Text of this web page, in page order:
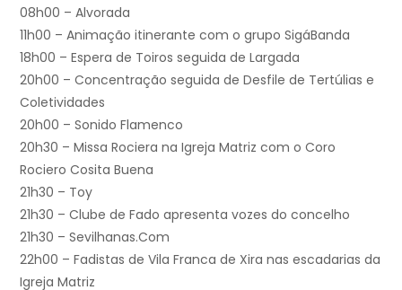
08h00 – Alvorada
11h00 – Animação itinerante com o grupo SigáBanda
18h00 – Espera de Toiros seguida de Largada
20h00 – Concentração seguida de Desfile de Tertúlias e
Coletividades
20h00 – Sonido Flamenco
20h30 – Missa Rociera na Igreja Matriz com o Coro
Rociero Cosita Buena
21h30 – Toy
21h30 – Clube de Fado apresenta vozes do concelho
21h30 – Sevilhanas.Com
22h00 – Fadistas de Vila Franca de Xira nas escadarias da
Igreja Matriz